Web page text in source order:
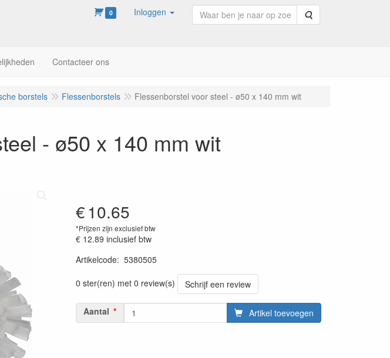
0 Inloggen Zoeken
Contacteer ons
borstels Flessenborstels Flessenborstel voor steel - ø50 x 140 mm wit
- ø50 x 140 mm wit
€10.65
*Prijzen zijn exclusief btw
€ 12.89 inclusief btw
Artikelcode: 5380505
0 ster(ren) met 0 review(s)
Schrijf een review
Aantal Artikel toevoegen